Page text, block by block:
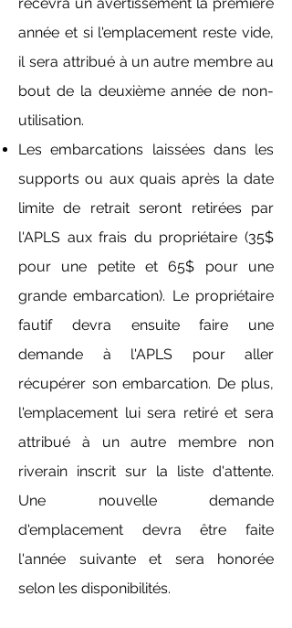
année et si l'emplacement reste vide,
il sera attribué à un autre membre au
bout de la deuxième année de non-
utilisation.
Les embarcations laissées dans les
supports ou aux quais après la date
limite de retrait seront retirées par
l'APLS aux frais du propriétaire (35$
pour une petite et 65$ pour une
grande embarcation). Le propriétaire
fautif devra ensuite faire une
demande à l'APLS pour aller
récupérer son embarcation. De plus,
l'emplacement lui sera retiré et sera
attribué à un autre membre non
riverain inscrit sur la liste d'attente.
Une nouvelle demande
d'emplacement devra être faite
l'année suivante et sera honorée
selon les disponibilités.